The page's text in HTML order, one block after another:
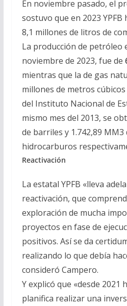
En noviembre pasado, el
sostuvo que en 2023 YPFB
8,1 millones de litros de
La producción de petróleo
noviembre de 2023, fue de
mientras que la de gas
millones de metros
del Instituto Nacional de
mismo mes del 2013, se
de barriles y 1.742,89 MM3
hidrocarburos
Reactivación
La estatal YPFB «lleva
reactivación, que
exploración de mucha
proyectos en fase de
positivos. Así se da
realizando lo que debía
consideró Campero.
Y explicó que «desde 2021
planifica realizar una